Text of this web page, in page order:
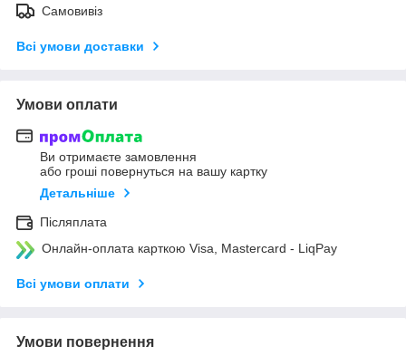
Самовивіз
Всі умови доставки
Умови оплати
Ви отримаєте замовлення
або гроші повернуться на вашу картку
Детальніше
Післяплата
Онлайн-оплата карткою Visa, Mastercard - LiqPay
Всі умови оплати
Умови повернення